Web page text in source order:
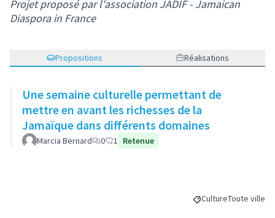
Projet proposé par l'association JADIF - Jamaican
Diaspora in France
Propositions Réalisations
Une semaine culturelle permettant de
mettre en avant les richesses de la
Jamaïque dans différents domaines
Marcia Bernard 0 1 Retenue
Filtrer les résultats
CultureFiltrer les
Toute ville